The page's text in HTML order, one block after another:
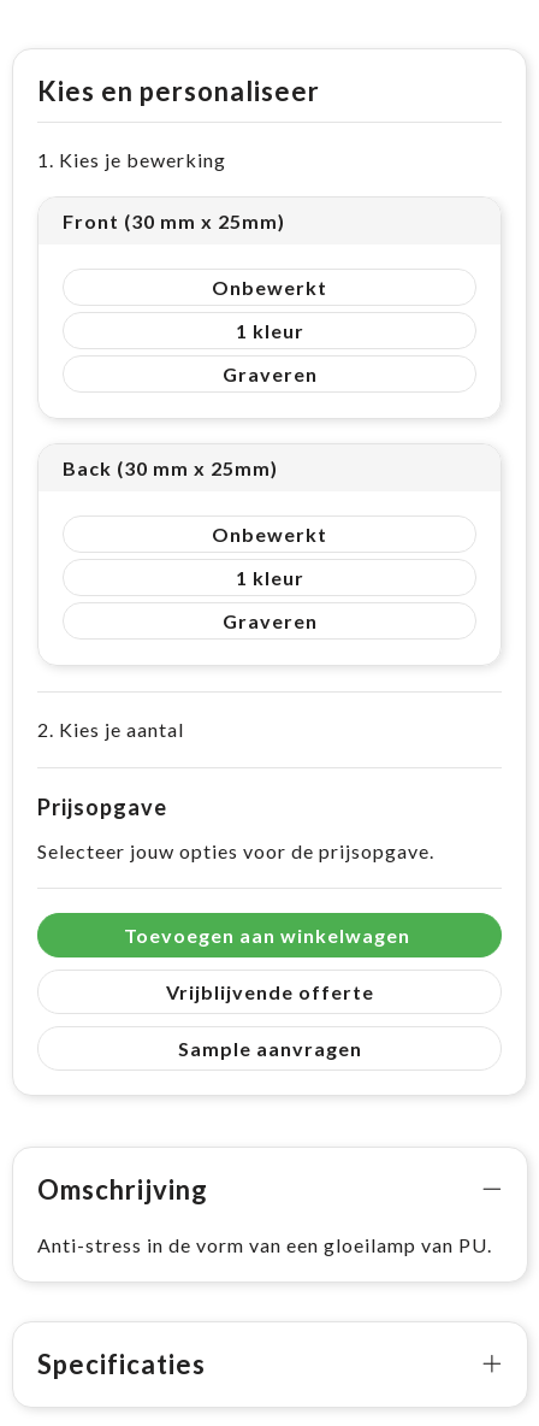
Kies en personaliseer
1. Kies je bewerking
Front (30 mm x 25mm)
Onbewerkt
1
Graveren
Back (30 mm x 25mm)
Onbewerkt
1
Graveren
2. Kies je aantal
Prijsopgave
Selecteer jouw opties voor de prijsopgave.
Toevoegen aan winkelwagen
Vrijblijvende offerte
Sample aanvragen
Omschrijving
Anti-stress in de vorm van een gloeilamp van PU.
Specificaties